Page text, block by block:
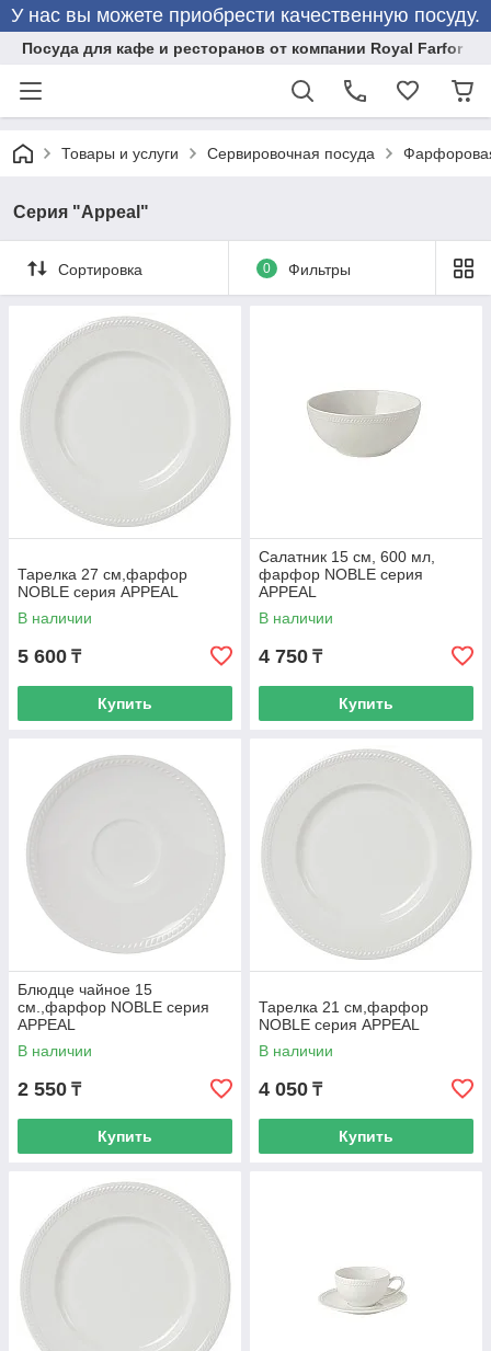
У нас вы можете приобрести качественную посуду.
Посуда для кафе и ресторанов от компании Royal Farfor
Товары и услуги Сервировочная посуда
Серия "Appeal"
Сортировка 0 Фильтры
Тарелка 27 см,фарфор
NOBLE серия APPEAL
В наличии
5 600 ₸
Купить
Салатник 15 см, 600 мл,
фарфор NOBLE серия
APPEAL
В наличии
4 750 ₸
Купить
Блюдце чайное 15
см.,фарфор NOBLE серия
APPEAL
В наличии
2 550 ₸
Купить
Тарелка 21 см,фарфор
NOBLE серия APPEAL
В наличии
4 050 ₸
Купить